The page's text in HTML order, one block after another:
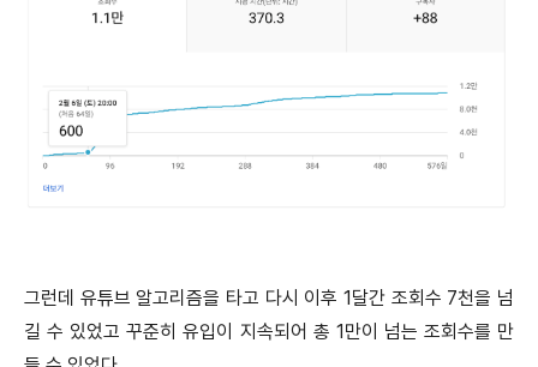
그런데 유튜브 알고리즘을 타고 다시 이후 1달간 조회수 7천을 넘
길 수 있었고 꾸준히 유입이 지속되어 총 1만이 넘는 조회수를 만